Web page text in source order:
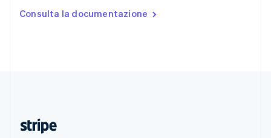
Consulta la documentazione
English Español简体中文